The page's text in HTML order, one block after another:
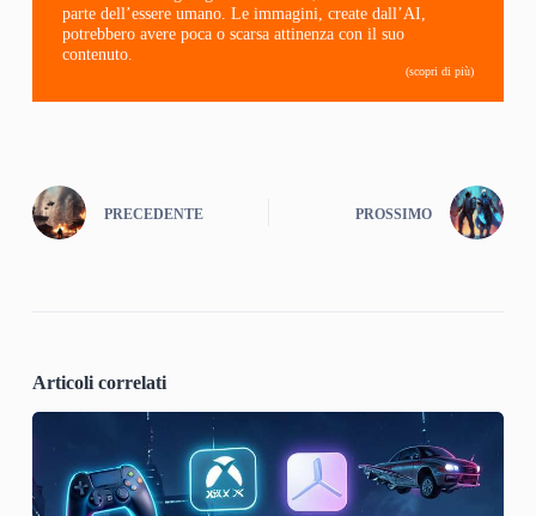
parte dell’essere umano. Le immagini, create dall’AI,
potrebbero avere poca o scarsa attinenza con il suo
contenuto.
(scopri di più)
PRECEDENTE PROSSIMO
Articoli correlati